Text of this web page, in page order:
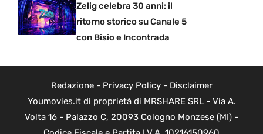
Zelig celebra 30 anni: il
ritorno storico su Canale 5
con Bisio e Incontrada
Redazione- Privacy Policy- Disclaimer
Youmovies.it di proprietà di MRSHARE SRL - Via A.
Volta 16 - Palazzo C, 20093 Cologno Monzese (MI) -